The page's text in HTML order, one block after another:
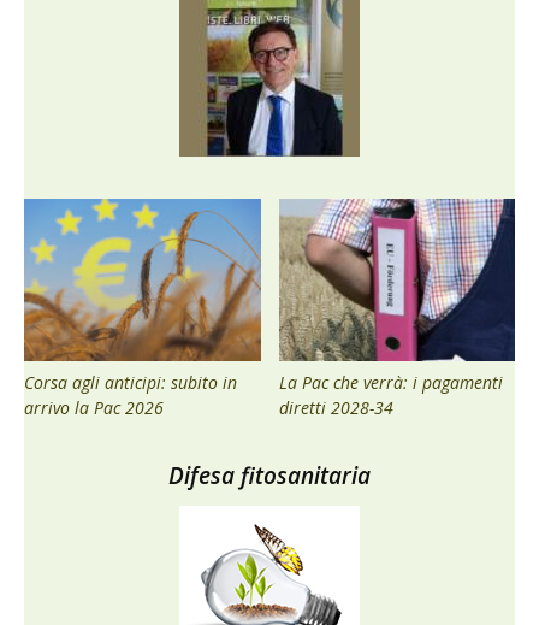
Corsa agli anticipi: subito in
arrivo la Pac 2026
La Pac che verrà: i pagamenti
diretti 2028-34
Difesa fitosanitaria